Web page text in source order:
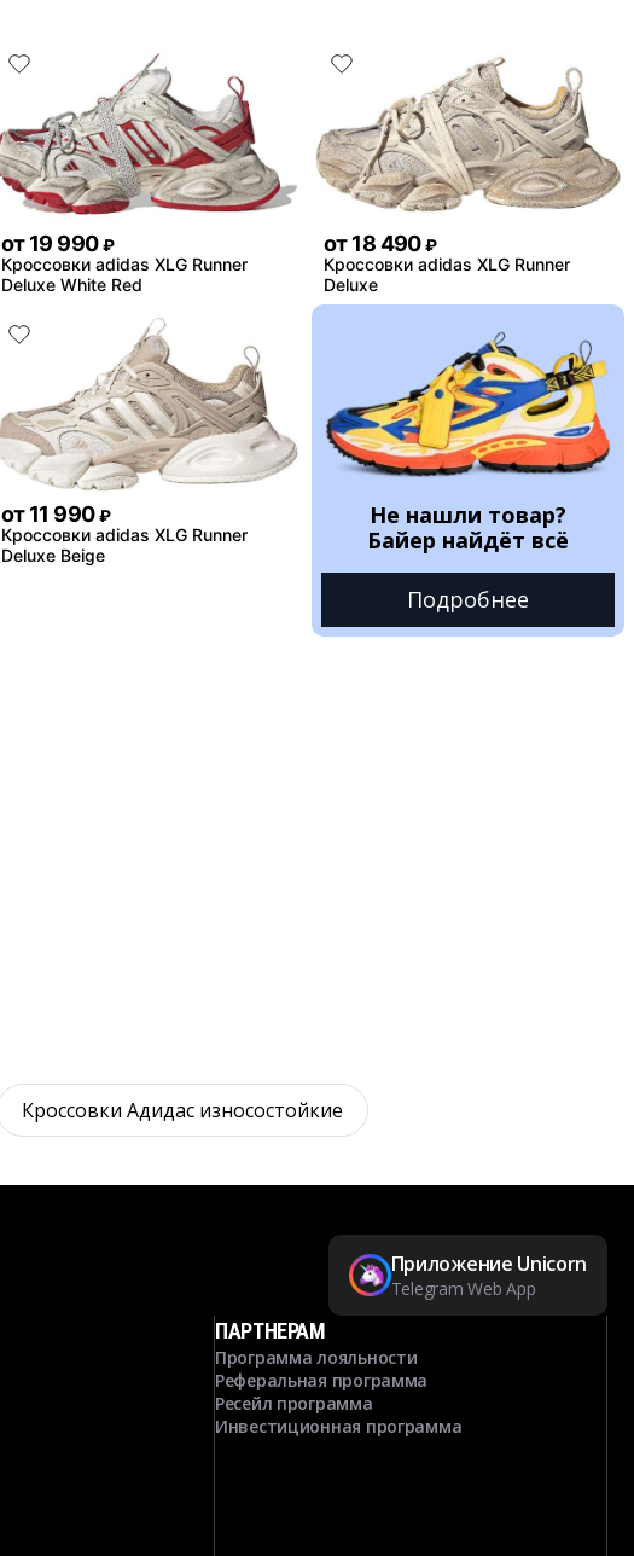
от 19 990 ₽
Кроссовки adidas XLG Runner
Deluxe White Red
от 18 490 ₽
Кроссовки adidas XLG Runner
Deluxe
от 11 990 ₽
Кроссовки adidas XLG Runner
Deluxe Beige
Не нашли товар?
Байер найдёт всё
Подробнее
Кроссовки Адидас износостойкие
Приложение Unicorn
Telegram Web App
ПАРТНЕРАМ
Программа лояльности
Реферальная программа
Ресейл программа
Инвестиционная программа